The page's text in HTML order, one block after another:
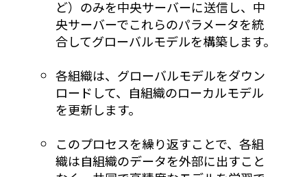
ど）のみを中央サーバーに送信し、中
央サーバーでこれらのパラメータを統
合してグローバルモデルを構築します。
各組織は、グローバルモデルをダウン
ロードして、自組織のローカルモデル
を更新します。
このプロセスを繰り返すことで、各組
織は自組織のデータを外部に出すこと